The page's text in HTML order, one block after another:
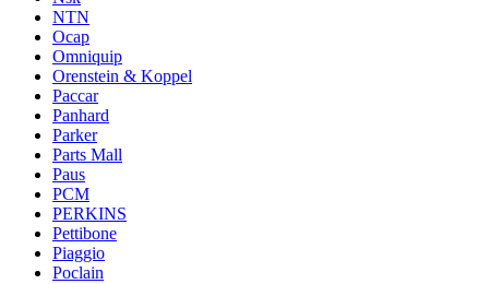
NTN
Ocap
Omniquip
Orenstein & Koppel
Paccar
Panhard
Parker
Parts Mall
Paus
PCM
PERKINS
Pettibone
Piaggio
Poclain